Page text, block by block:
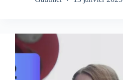
cauchemar
ne
manquez